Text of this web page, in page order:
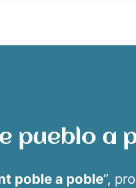
pueblo a
poble a poble”,